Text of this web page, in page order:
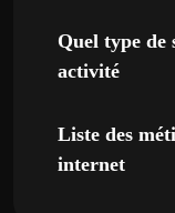
Quel type
activité
Liste des
internet